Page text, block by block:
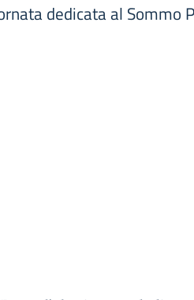
dedicata al Sommo